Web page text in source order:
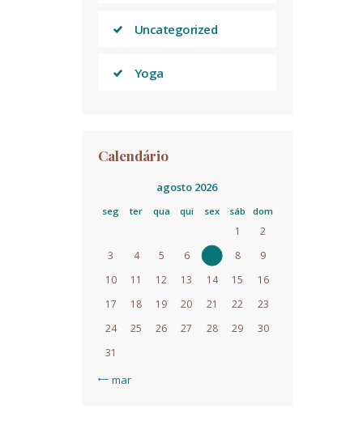
Uncategorized
Yoga
Calendário
agosto 2026
seg ter qua qui sex sáb dom
1
2
3
4 5 6 8
9
10
11 12 13 14 15
16
17
18 19 20 21 22
23
24
25 26 27 28 29
30
31
« mar